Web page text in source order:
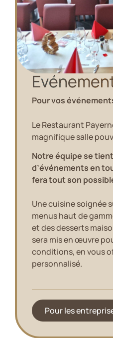
Pour vos
Le Restaurant
magnifique salle
Notre équipe se
d’événements en
fera tout son
Une cuisine soignée
menus haut de
et des desserts
sera mis en œuvre
conditions, en vous
personnalisé.
Pour les